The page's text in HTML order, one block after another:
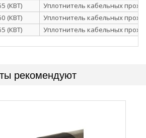
(КВТ) Уплотнитель кабельных
(КВТ) Уплотнитель кабельных
(КВТ) Уплотнитель кабельных
рекомендуют